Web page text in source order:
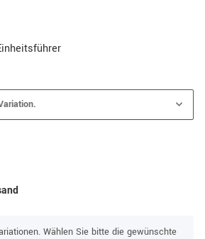
Wählen Sie bitte die gewünschte